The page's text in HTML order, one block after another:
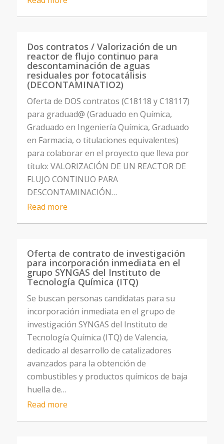
Dos contratos / Valorización de un
reactor de flujo continuo para
descontaminación de aguas
residuales por fotocatálisis
(DECONTAMINATIO2)
Oferta de DOS contratos (C18118 y C18117)
para graduad@ (Graduado en Química,
Graduado en Ingeniería Química, Graduado
en Farmacia, o titulaciones equivalentes)
para colaborar en el proyecto que lleva por
título: VALORIZACIÓN DE UN REACTOR DE
FLUJO CONTINUO PARA
DESCONTAMINACIÓN…
Read more
Oferta de contrato de investigación
para incorporación inmediata en el
grupo SYNGAS del Instituto de
Tecnología Química (ITQ)
Se buscan personas candidatas para su
incorporación inmediata en el grupo de
investigación SYNGAS del Instituto de
Tecnología Química (ITQ) de Valencia,
dedicado al desarrollo de catalizadores
avanzados para la obtención de
combustibles y productos químicos de baja
huella de…
Read more